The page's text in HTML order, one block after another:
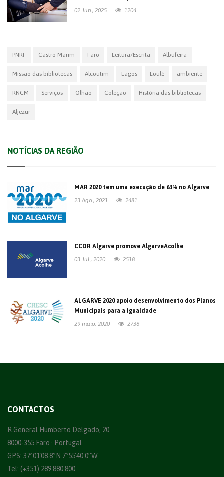
02 Jun., 2025
1204
PNRF Castro Marim Faro Leitura/Escrita Albufeira
Missão das bibliotecas Alcoutim Lagos Loulé ambiente
RNCM Serviços Olhão Coleção História das bibliotecas
Aljezur
NOTÍCIAS DA REGIÃO
MAR 2020 tem uma execução de 63% no Algarve
23 Ago., 2021
2481
CCDR Algarve promove AlgarveAcolhe
03 Jul., 2020
2518
ALGARVE 2020 apoio desenvolvimento dos Planos
Municipais para a Igualdade
29 maio, 2020
2736
CONTACTOS
R.General Humberto Delgado, 20
8000-355 Faro · Portugal
GPS: 37º01´08.8”N 7º55´40.0”W
Tel: (+351) 289 880 800